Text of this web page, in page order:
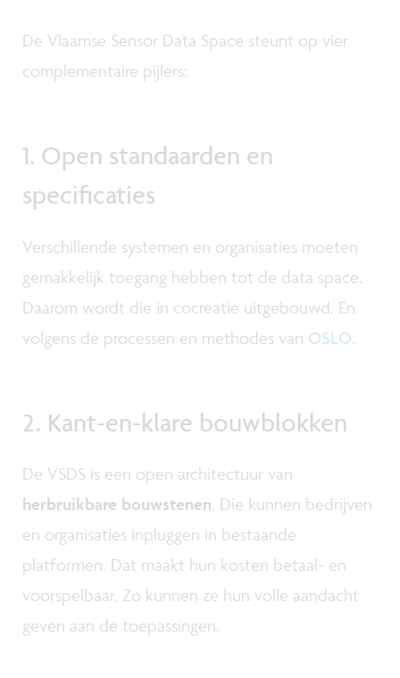
De Vlaamse Sensor Data Space steunt op vier
complementaire pijlers:
1. Open standaarden en
specificaties
Verschillende systemen en organisaties moeten
gemakkelijk toegang hebben tot de data space.
Daarom wordt die in cocreatie uitgebouwd. En
volgens de processen en methodes van OSLO.
2. Kant-en-klare bouwblokken
De VSDS is een open architectuur van
herbruikbare bouwstenen. Die kunnen bedrijven
en organisaties inpluggen in bestaande
platformen. Dat maakt hun kosten betaal- en
voorspelbaar. Zo kunnen ze hun volle aandacht
geven aan de toepassingen.